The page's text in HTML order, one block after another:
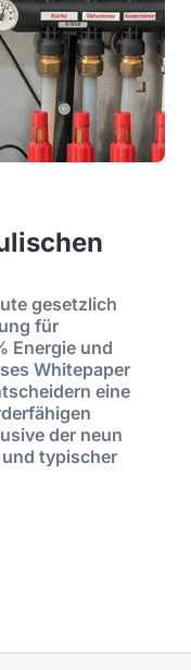
gesetzlich
für
Energie und
Whitepaper
eine
der neun
und typischer